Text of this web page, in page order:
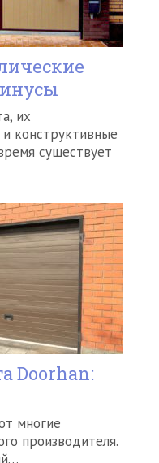
их
конструктивные
существует
Doorhan:
многие
производителя.